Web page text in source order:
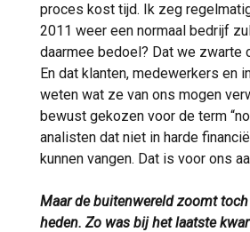
proces kost tijd. Ik zeg
2011 weer een normaal bedrijf
daarmee bedoel? Dat we zwarte
En dat klanten, medewerkers en
weten wat ze van ons mogen
bewust gekozen voor de term
analisten dat niet in harde
kunnen vangen. Dat is voor ons
Maar de buitenwereld zoomt
heden. Zo was bij het laatste